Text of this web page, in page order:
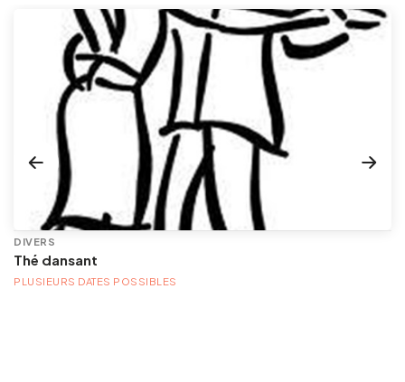
DIVERS
Thé dansant
PLUSIEURS DATES POSSIBLES